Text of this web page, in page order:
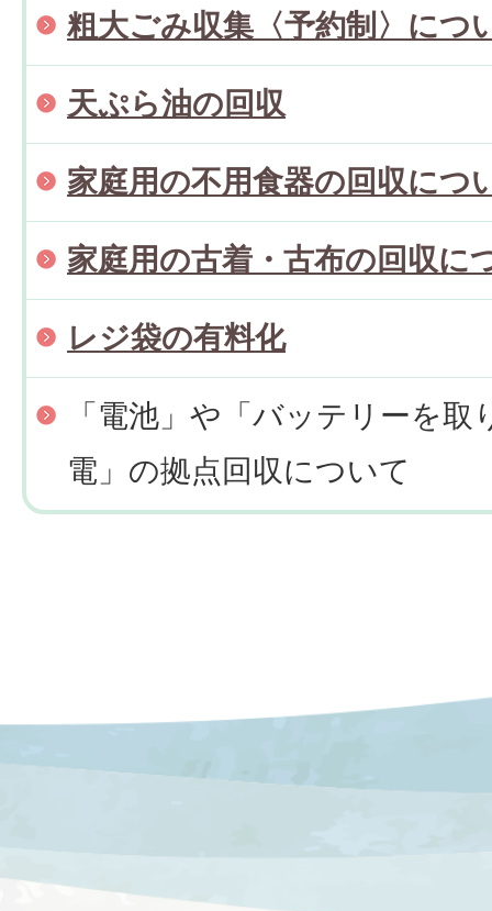
粗大ごみ収集〈予約制〉につ
天ぷら油の回収
家庭用の不用食器の回収につ
家庭用の古着・古布の回収に
レジ袋の有料化
「電池」や「バッテリーを取
電」の拠点回収について